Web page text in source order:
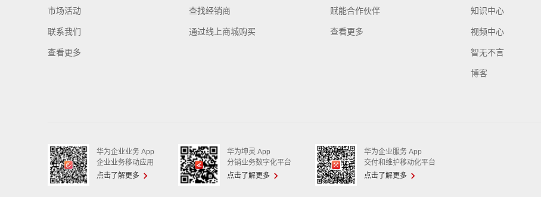
市场活动
联系我们
查看更多
查找经销商
通过线上商城购买
赋能合作伙伴
查看更多
知识中心
视频中心
智无不言
博客
华为企业业务 App
企业业务移动应用
点击了解更多
华为坤灵 App
分销业务数字化平台
点击了解更多
华为企业服务 App
交付和维护移动化平台
点击了解更多